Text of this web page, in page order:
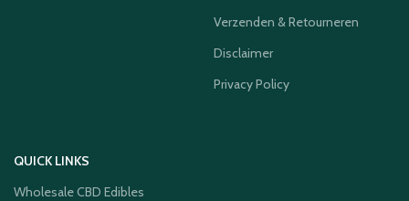
Verzenden & Retourneren
Disclaimer
Privacy Policy
QUICK LINKS
Wholesale CBD Edibles